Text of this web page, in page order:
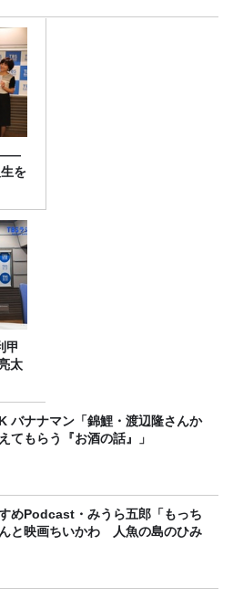
——
を
甲
太
隆さんか
てもらう『お酒の話』」
めPodcast・みうら五郎「もっち
と映画ちいかわ 人魚の島のひみ